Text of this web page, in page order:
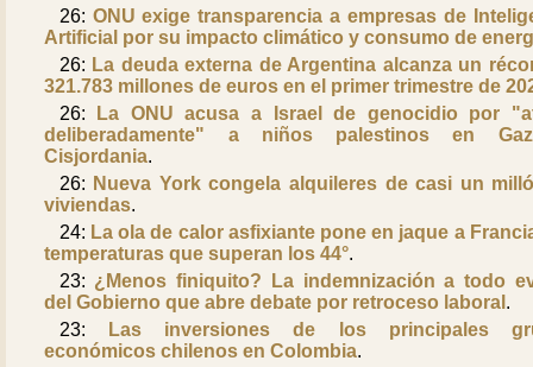
26: ONU exige transparencia a empresas de
Artificial por su impacto climático y consumo de
26: La deuda externa de Argentina alcanza un
321.783 millones de euros en el primer trimestre de
26:
La ONU acusa a Israel de genocidio por
deliberadamente" a niños palestinos en
Cisjordania.
26: Nueva York congela alquileres de casi un
viviendas.
24: La ola de calor asfixiante pone en jaque a
temperaturas que superan los 44°.
23: ¿Menos finiquito? La indemnización a todo
del Gobierno que abre debate por retroceso laboral .
23:
Las inversiones de los principales
económicos chilenos en Colombia.